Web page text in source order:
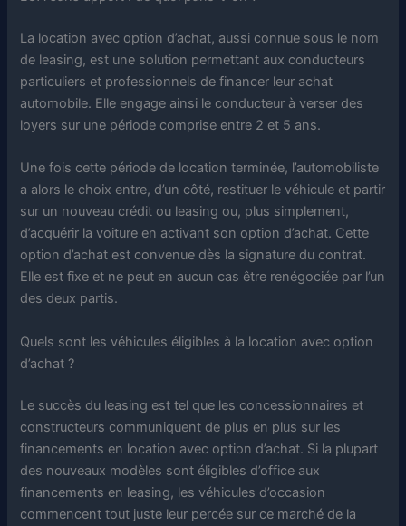
La location avec option d’achat, aussi connue sous le nom
de leasing, est une solution permettant aux conducteurs
particuliers et professionnels de financer leur achat
automobile. Elle engage ainsi le conducteur à verser des
loyers sur une période comprise entre 2 et 5 ans.
Une fois cette période de location terminée, l’automobiliste
a alors le choix entre, d’un côté, restituer le véhicule et partir
sur un nouveau crédit ou leasing ou, plus simplement,
d’acquérir la voiture en activant son option d’achat. Cette
option d’achat est convenue dès la signature du contrat.
Elle est fixe et ne peut en aucun cas être renégociée par l’un
des deux partis.
Quels sont les véhicules éligibles à la location avec option
d’achat ?
Le succès du leasing est tel que les concessionnaires et
constructeurs communiquent de plus en plus sur les
financements en location avec option d’achat. Si la plupart
des nouveaux modèles sont éligibles d’office aux
financements en leasing, les véhicules d’occasion
commencent tout juste leur percée sur ce marché de la